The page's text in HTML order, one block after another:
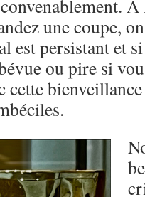
une coupe,
est persistant et
ou pire si
cette